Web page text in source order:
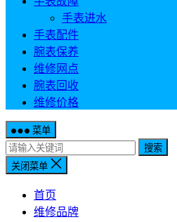
手表进水
手表配件
腕表保养
维修网点
腕表回收
维修价格
菜单
搜索
关闭菜单
首页
维修品牌